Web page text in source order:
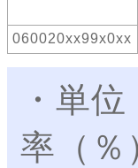
060020xx99x0xx
・単
率（％